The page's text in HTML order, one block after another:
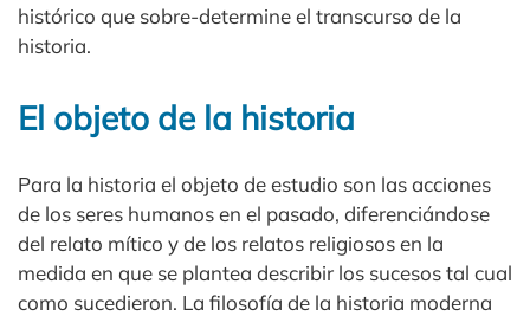
histórico que sobre-determine el transcurso de la
historia.
El objeto de la historia
Para la historia el objeto de estudio son las acciones
de los seres humanos en el pasado, diferenciándose
del relato mítico y de los relatos religiosos en la
medida en que se plantea describir los sucesos tal cual
como sucedieron. La filosofía de la historia moderna